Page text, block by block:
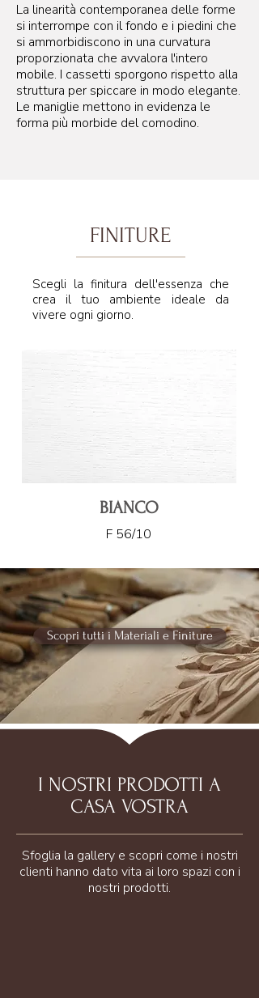
La linearità contemporanea delle forme
si interrompe con il fondo e i piedini che
si ammorbidiscono in una curvatura
proporzionata che avvalora l'intero
mobile. I cassetti sporgono rispetto alla
struttura per spiccare in modo elegante.
Le maniglie mettono in evidenza le
forma più morbide del comodino.
FINITURE
Scegli la finitura dell'essenza che
crea il tuo ambiente ideale da
vivere ogni giorno.
BIANCO
F 56/10
Scopri tutti i Materiali e Finiture
I NOSTRI PRODOTTI A
CASA VOSTRA
Sfoglia la gallery e scopri come i nostri
clienti hanno dato vita ai loro spazi con i
nostri prodotti.